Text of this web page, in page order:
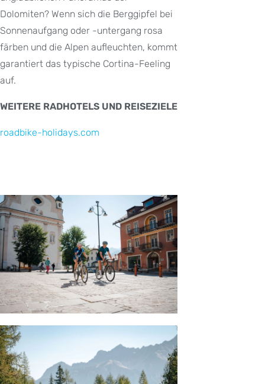
Dolomiten? Wenn sich die Berggipfel bei
Sonnenaufgang oder -untergang rosa
färben und die Alpen aufleuchten, kommt
garantiert das typische Cortina-Feeling
auf.
WEITERE RADHOTELS UND REISEZIELE
roadbike-holidays.com